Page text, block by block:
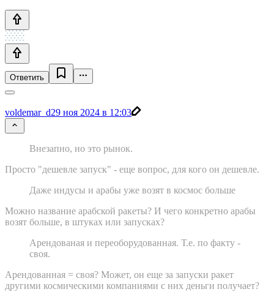
Ответить
voldemar_d29 ноя 2024 в 12:03
Внезапно, но это рынок.
Просто "дешевле запуск" - еще вопрос, для кого он дешевле.
Даже индусы и арабы уже возят в космос больше
Можно название арабской ракеты? И чего конкретно арабы
возят больше, в штуках или запусках?
Арендованая и переоборудованная. Т.е. по факту -
своя.
Арендованная = своя? Может, он еще за запуски ракет
другими космическими компаниями с них деньги получает?